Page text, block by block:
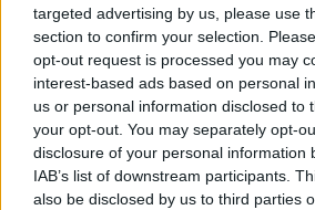
targeted advertising by us, please use
section to confirm your selection.
opt-out request is processed you may
interest-based ads based on personal
us or personal information disclosed to
your opt-out. You may separately opt-
disclosure of your personal information
IAB’s list of downstream participants.
also be disclosed by us to third parties
5G παντού, 6G στον ορίζοντα: Πού
Ελλάδα στη μεγάλη τεχνολογική
08/08/2026 - 10:54 ΤΕΧΝΟΛΟΓΙΑ
Όμιλος ΔΕΗ: Νέα συμφωνία για
έργων ΑΠΕ άνω των 2 GW σε
Ουγγαρία